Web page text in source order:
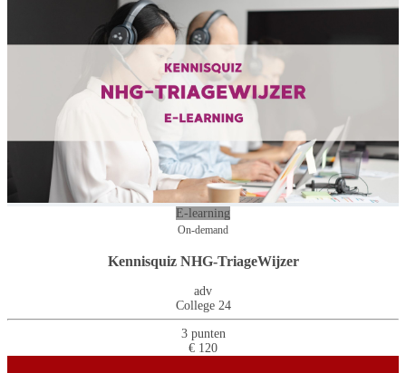
E-learning
On-demand
Kennisquiz NHG-TriageWijzer
adv
College 24
3 punten
€ 120